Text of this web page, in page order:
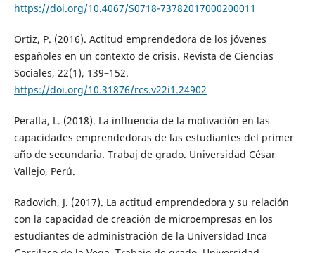
https://doi.org/10.4067/S0718-73782017000200011
Ortiz, P. (2016). Actitud emprendedora de los jóvenes
españoles en un contexto de crisis. Revista de Ciencias
Sociales, 22(1), 139–152.
https://doi.org/10.31876/rcs.v22i1.24902
Peralta, L. (2018). La influencia de la motivación en las
capacidades emprendedoras de las estudiantes del primer
año de secundaria. Trabaj de grado. Universidad César
Vallejo, Perú.
Radovich, J. (2017). La actitud emprendedora y su relación
con la capacidad de creación de microempresas en los
estudiantes de administración de la Universidad Inca